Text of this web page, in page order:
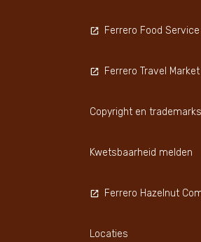
Ferrero Food Service
Ferrero Travel Market
Copyright en trademarks
Kwetsbaarheid melden
Ferrero Hazelnut
Locaties